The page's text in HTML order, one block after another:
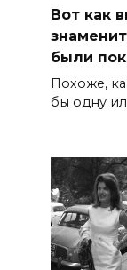
Вот как
были
Похоже,
бы одну